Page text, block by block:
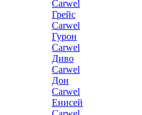
Carwel
Грейс
Carwel
Гурон
Carwel
Диво
Carwel
Дон
Carwel
Енисей